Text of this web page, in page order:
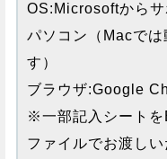
OS:Microsoftから
パソコン（Macでは
す）
ブラウザ:Google
※一部記入シート
ファイルでお渡しい